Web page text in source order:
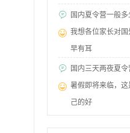
国内夏令营一般多
我想各位家长对
早有耳
国内三天两夜夏
暑假即将来临，
己的好